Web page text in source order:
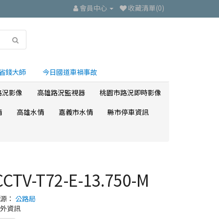
會員中心 收藏清單(0)
錢大師 今日國道車禍事故
影像 高雄路況監視器
桃園市路況即時影像
高雄水情 嘉義市水情 縣市停車資訊
T72-E-13.750-M
： 公路局
資訊